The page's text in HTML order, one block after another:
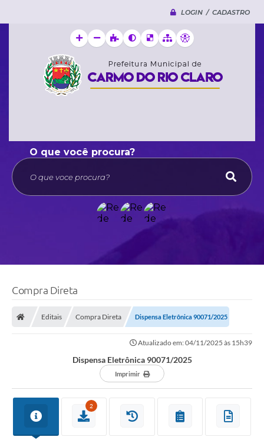
LOGIN / CADASTRO
O que voce procura?
Compra Direta
Editais Compra Direta Dispensa Eletrônica 90071/2025
Atualizado em: 04/11/2025 às 15h39
Dispensa Eletrônica 90071/2025
Imprimir
2